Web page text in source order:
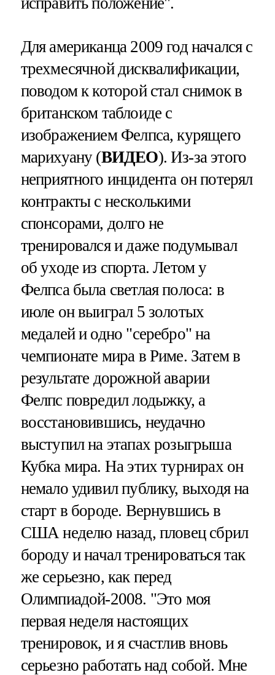
Для американца 2009 год начался с
трехмесячной дисквалификации,
поводом к которой стал снимок в
британском таблоиде с
изображением Фелпса, курящего
марихуану (ВИДЕО). Из-за этого
неприятного инцидента он потерял
контракты с несколькими
спонсорами, долго не
тренировался и даже подумывал
об уходе из спорта. Летом у
Фелпса была светлая полоса: в
июле он выиграл 5 золотых
медалей и одно "серебро" на
чемпионате мира в Риме. Затем в
результате дорожной аварии
Фелпс повредил лодыжку, а
восстановившись, неудачно
выступил на этапах розыгрыша
Кубка мира. На этих турнирах он
немало удивил публику, выходя на
старт в бороде. Вернувшись в
США неделю назад, пловец сбрил
бороду и начал тренироваться так
же серьезно, как перед
Олимпиадой-2008. "Это моя
первая неделя настоящих
тренировок, и я счастлив вновь
серьезно работать над собой. Мне